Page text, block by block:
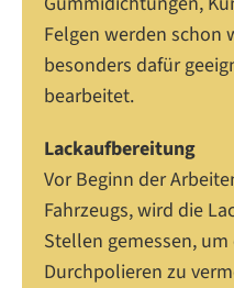
Felgen werden schon
besonders dafür
bearbeitet.
Lackaufbereitung
Vor Beginn der
Fahrzeugs, wird die
Stellen gemessen,
Durchpolieren zu